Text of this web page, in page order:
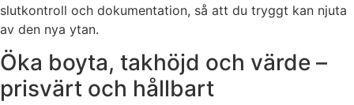
slutkontroll och dokumentation, så att du tryggt kan njuta
av den nya ytan.
Öka boyta, takhöjd och värde –
prisvärt och hållbart